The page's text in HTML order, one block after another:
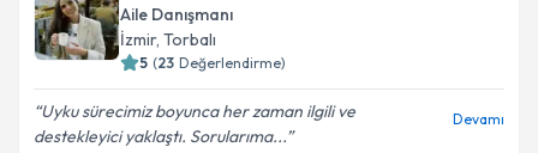
Aile Danışmanı
İzmir, Torbalı
5 (23 Değerlendirme)
Uyku sürecimiz boyunca her zaman ilgili ve
destekleyici yaklaştı. Sorularıma...
Devamı